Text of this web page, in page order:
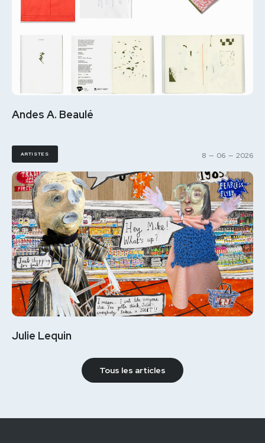
Andes A. Beaulé
ARTISTES 8 — 06 — 2026
Julie Lequin
Tous les articles